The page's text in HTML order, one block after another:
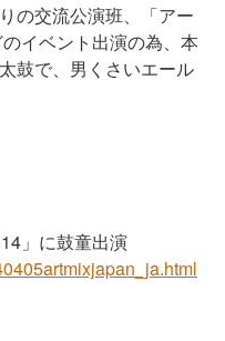
の交流公演班、「アー
イベント出演の為、本
鼓で、男くさいエール
」に鼓童出演